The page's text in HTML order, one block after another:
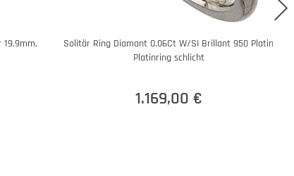
Solitär Ring Diamant 0.06Ct W/SI Brillant 950 Platin
Platinring schlicht
1.169,00 €